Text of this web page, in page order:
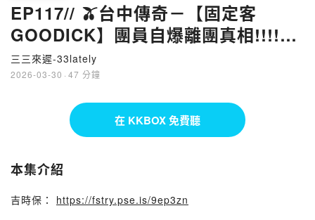
EP117// 🫒台中傳奇－【固定客
GOODICK】團員自爆離團真相!!!!蚊
子畢業啦～
三三來遲-33lately
2026-03-30 · 47 分鐘
在 KKBOX 免費聽
本集介紹
吉時保： https://fstry.pse.is/9ep3zn